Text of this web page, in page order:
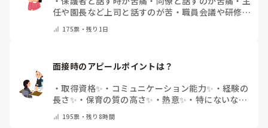
任や園長など上司と話すのが苦 ・ 職員会議や研修場
他(コメントで教えてください)
175票・残り1日
面接時のアピールポイントは？
・取得資格✨ ・ コミュニケーション能力✨ ・ 経験の
長さ✨ ・ 保育の質の高さ✨ ・熱意✨ ・ 特にないな・
195票・残り8時間